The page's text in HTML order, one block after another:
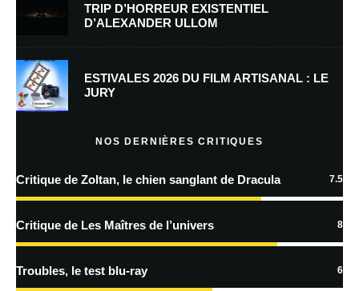
Enregistrer mon nom, mon e-mail et mon site dans le navigateur pour
Prévenez-moi de tous les nouveaux commentaires par e-mail.
Prévenez-moi de tous les nouveaux articles par e-mail.
En savoir
traitées
TRIP D’HORREUR EXISTENTIEL
D’ALEXANDER ULLOM
ESTIVALES 2026 DU FILM ARTISANAL : LE
JURY
NOS DERNIÈRES CRITIQUES
Critique de Zoltan, le chien sanglant de Dracula 7.5
Critique de Les Maîtres de l’univers 8
Troubles, le test blu-ray 6